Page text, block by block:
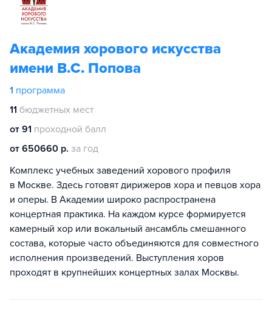
Академия хорового искусства
имени В.С. Попова
1 программа
11 бюджетных мест
от 91 проходной балл
от 650660 р. за год
Комплекс учебных заведений хорового профиля
в Москве. Здесь готовят дирижеров хора и певцов хора
и оперы. В Академии широко распространена
концертная практика. На каждом курсе формируется
камерный хор или вокальный ансамбль смешанного
состава, которые часто объединяются для совместного
исполнения произведений. Выступления хоров
проходят в крупнейших концертных залах Москвы.